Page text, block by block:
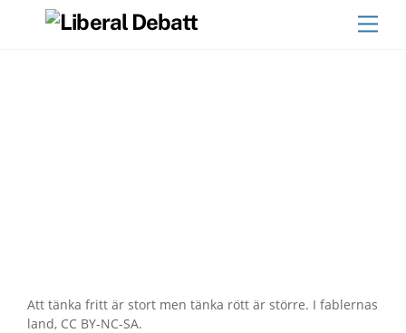
Att tänka fritt är stort men tänka rött är större. I fablernas
land, CC BY-NC-SA.